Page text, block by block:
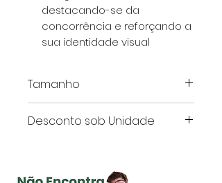
destacando-se da
concorrência e reforçando a
sua identidade visual
Tamanho
centímetros.
Desconto sob Unidade
por